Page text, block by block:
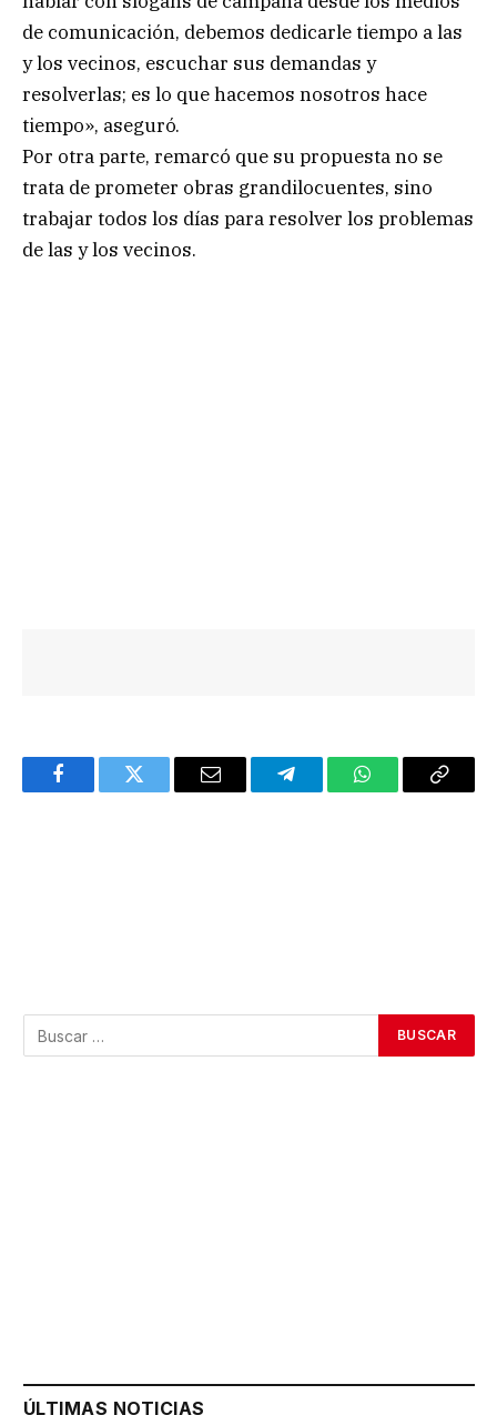
de comunicación, debemos dedicarle tiempo a las
y los vecinos, escuchar sus demandas y
resolverlas; es lo que hacemos nosotros hace
tiempo», aseguró.
Por otra parte, remarcó que su propuesta no se
trata de prometer obras grandilocuentes, sino
trabajar todos los días para resolver los problemas
de las y los vecinos.
FacebookTwitter Email TelegramWhatsAppCopy
ÚLTIMAS NOTICIAS